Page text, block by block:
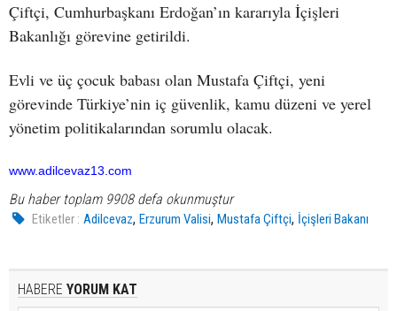
Çiftçi, Cumhurbaşkanı Erdoğan’ın kararıyla İçişleri
Bakanlığı görevine getirildi.
Evli ve üç çocuk babası olan Mustafa Çiftçi, yeni
görevinde Türkiye’nin iç güvenlik, kamu düzeni ve yerel
yönetim politikalarından sorumlu olacak.
www.adilcevaz13.com
Bu haber toplam 9908 defa okunmuştur
Etiketler : Adilcevaz,Erzurum Valisi,Mustafa Çiftçi, İçişleri Bakanı
HABERE YORUM KAT